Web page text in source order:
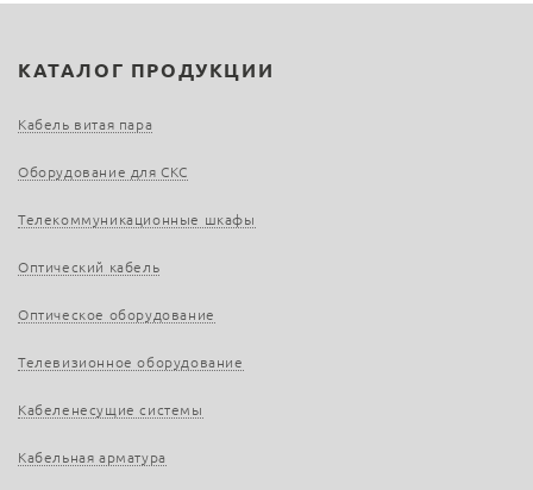
КАТАЛОГ ПРОДУКЦИИ
Кабель витая пара
Оборудование для СКС
Телекоммуникационные шкафы
Оптический кабель
Оптическое оборудование
Телевизионное оборудование
Кабеленесущие системы
Кабельная арматура